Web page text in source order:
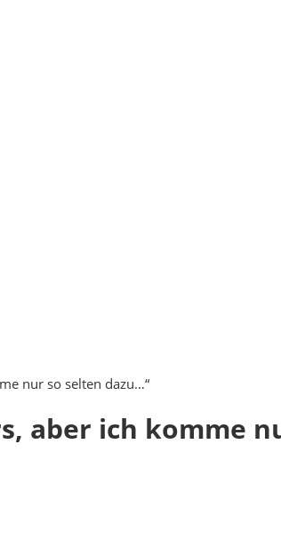
nur so selten dazu…“
aber ich komme